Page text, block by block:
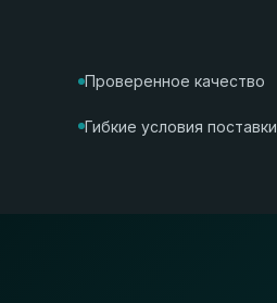
Проверенное качество
Гибкие условия поставки